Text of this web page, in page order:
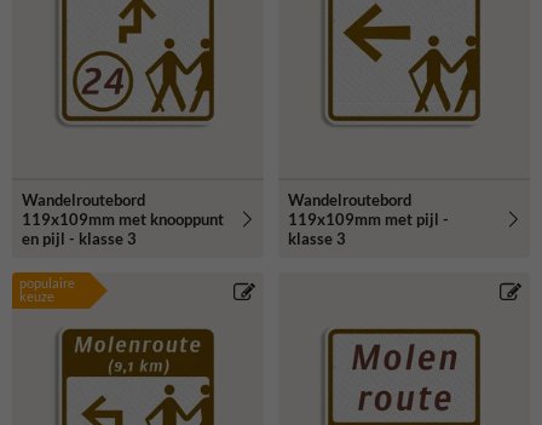
Wandelroutebord
119x109mm met knooppunt
en pijl - klasse 3
Wandelroutebord
119x109mm met pijl -
klasse 3
populaire
keuze